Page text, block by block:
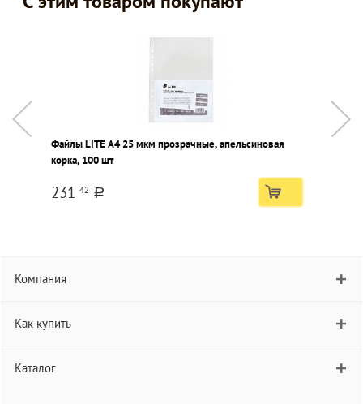
Файлы LITE А4 25 мкм прозрачные, апельсиновая
корка, 100 шт
231 42 a
Компания
Как купить
Каталог